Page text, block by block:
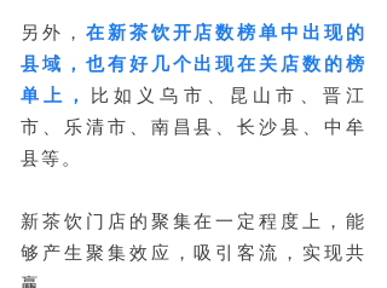
另外， 在新茶饮开店数榜单中出现的
县域，也有好几个出现在关店数的榜
单上， 比如义乌市、昆山市、晋江
市、乐清市、南昌县、长沙县、中牟
县等。
新茶饮门店的聚集在一定程度上，能
够产生聚集效应，吸引客流，实现共
赢。